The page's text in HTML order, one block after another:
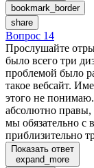
bookmark_border
share
Вопрос 14
Прослушайте
было всего три
проблемой было
такое вебсайт.
этого не
абсолютно правы,
мы обязательно с
приблизительно
Показать ответ
expand_more